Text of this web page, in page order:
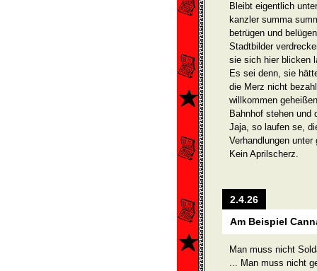
Bleibt eigentlich
kanz­ler summa
betrügen und
Stadtbilder
sie sich hier blicken
Es sei denn, sie
die Merz nicht
willkommen
Bahnhof stehen und
Jaja, so laufen se,
Verhandlungen
Kein Aprilscherz.
2.4.26
Am Beispiel
Man muss nicht
... Man muss nicht